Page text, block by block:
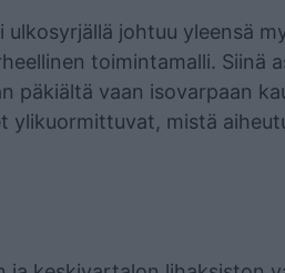
johtuu yleensä
toimintamalli. Siinä
päkiältä vaan isovarpaan
ylikuormittuvat, mistä